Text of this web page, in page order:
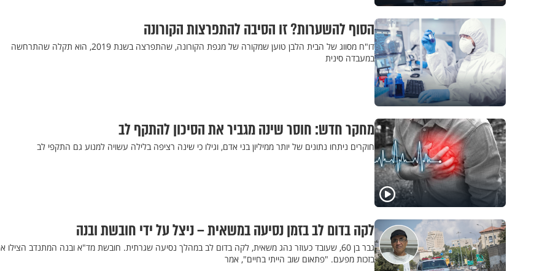
הסוף להשערות? זו הסיבה להתפרצות הקורונה
דו"ח מסווג של הבית הלבן טוען שמקורה של מגפת הקורונה, שהתפרצה בשנת 2019, הוא תקלה שהתרחשה
במעבדה סינית
מחקר חדש: חוסר שינה מגביר את הסיכון להתקף לב
חוקרים ניתחו נתונים של יותר ממיליון בני אדם, וגילו כי שינה רציפה בלילה עשויה למנוע גם התקפי לב
לקה בדום לב בזמן נסיעה במשאית – ניצל על ידי חובשת ובנה
גבר בן 60, שעובד כעוזר נהג משאית, לקה בדום לב במהלך נסיעה שגרתית. חובשת מד"א ובנה המתנדב הצילו
בזכות מפעם. "פתאום שוב הייתי בחיים", אמר